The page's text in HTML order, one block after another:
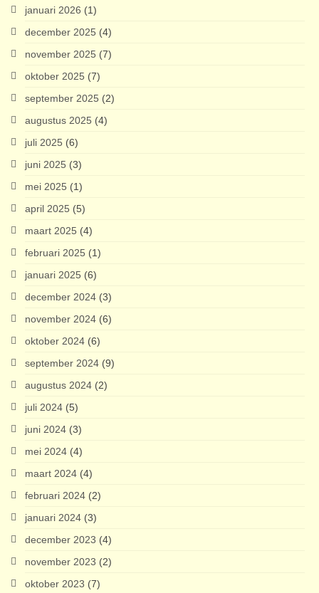
januari 2026 (1)
december 2025 (4)
november 2025 (7)
oktober 2025 (7)
september 2025 (2)
augustus 2025 (4)
juli 2025 (6)
juni 2025 (3)
mei 2025 (1)
april 2025 (5)
maart 2025 (4)
februari 2025 (1)
januari 2025 (6)
december 2024 (3)
november 2024 (6)
oktober 2024 (6)
september 2024 (9)
augustus 2024 (2)
juli 2024 (5)
juni 2024 (3)
mei 2024 (4)
maart 2024 (4)
februari 2024 (2)
januari 2024 (3)
december 2023 (4)
november 2023 (2)
oktober 2023 (7)